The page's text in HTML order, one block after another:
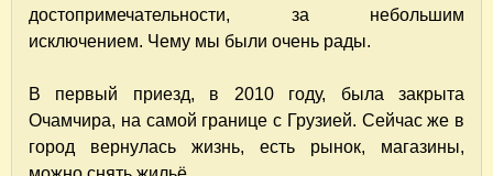
достопримечательности, за небольшим
исключением. Чему мы были очень рады.
В первый приезд, в 2010 году, была закрыта
Очамчира, на самой границе с Грузией. Сейчас же в
город вернулась жизнь, есть рынок, магазины,